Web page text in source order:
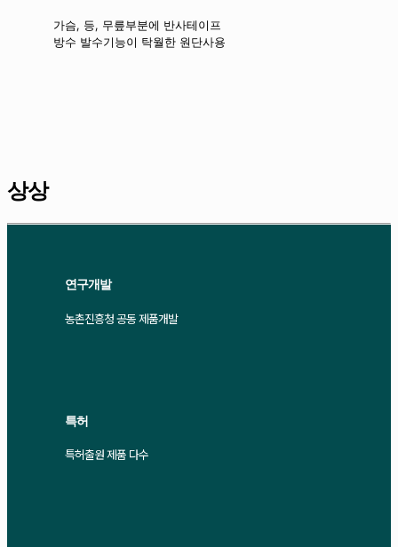
가슴, 등, 무릎부분에 반사테이프
방수 발수기능이 탁월한 원단사용
상상
연구개발
농촌진흥청 공동 제품개발
특허
특허출원 제품 다수